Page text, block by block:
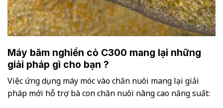
Máy băm nghiền cỏ C300 mang lại những
giải pháp gì cho bạn ?
Việc ứng dụng máy móc vào chăn nuôi mang lại giải
pháp mới hỗ trợ bà con chăn nuôi nâng cao năng suất: